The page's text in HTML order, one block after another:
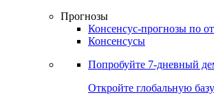
Прогнозы
Консенсус-прогнозы по
Консенсусы
Попробуйте 7-дневный
Откройте глобальную